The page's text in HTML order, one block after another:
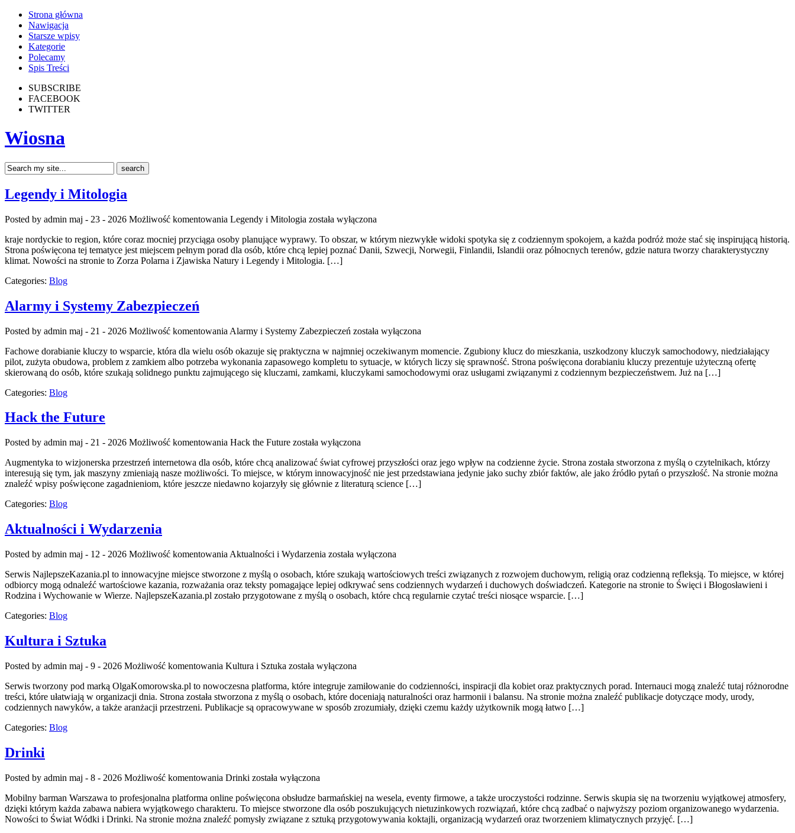
Strona główna
Nawigacja
Starsze wpisy
Kategorie
Polecamy
Spis Treści
SUBSCRIBE
FACEBOOK
TWITTER
Wiosna
Legendy i Mitologia
Posted by admin maj - 23 - 2026 Możliwość komentowania Legendy i Mitologia została wyłączona
kraje nordyckie to region, które coraz mocniej przyciąga osoby planujące wyprawy. To obszar, w którym niezwykłe widoki spotyka się z codziennym spokojem, a każda podróż może stać się inspirującą historią.
Strona poświęcona tej tematyce jest miejscem pełnym porad dla osób, które chcą lepiej poznać Danii, Szwecji, Norwegii, Finlandii, Islandii oraz północnych terenów, gdzie natura tworzy charakterystyczny
klimat. Nowości na stronie to Zorza Polarna i Zjawiska Natury i Legendy i Mitologia. […]
Categories: Blog
Alarmy i Systemy Zabezpieczeń
Posted by admin maj - 21 - 2026 Możliwość komentowania Alarmy i Systemy Zabezpieczeń została wyłączona
Fachowe dorabianie kluczy to wsparcie, która dla wielu osób okazuje się praktyczna w najmniej oczekiwanym momencie. Zgubiony klucz do mieszkania, uszkodzony kluczyk samochodowy, niedziałający
pilot, zużyta obudowa, problem z zamkiem albo potrzeba wykonania zapasowego kompletu to sytuacje, w których liczy się sprawność. Strona poświęcona dorabianiu kluczy prezentuje użyteczną ofertę
skierowaną do osób, które szukają solidnego punktu zajmującego się kluczami, zamkami, kluczykami samochodowymi oraz usługami związanymi z codziennym bezpieczeństwem. Już na […]
Categories: Blog
Hack the Future
Posted by admin maj - 21 - 2026 Możliwość komentowania Hack the Future została wyłączona
Augmentyka to wizjonerska przestrzeń internetowa dla osób, które chcą analizować świat cyfrowej przyszłości oraz jego wpływ na codzienne życie. Strona została stworzona z myślą o czytelnikach, którzy
interesują się tym, jak maszyny zmieniają nasze możliwości. To miejsce, w którym innowacyjność nie jest przedstawiana jedynie jako suchy zbiór faktów, ale jako źródło pytań o przyszłość. Na stronie można
znaleźć wpisy poświęcone zagadnieniom, które jeszcze niedawno kojarzyły się głównie z literaturą science […]
Categories: Blog
Aktualności i Wydarzenia
Posted by admin maj - 12 - 2026 Możliwość komentowania Aktualności i Wydarzenia została wyłączona
Serwis NajlepszeKazania.pl to innowacyjne miejsce stworzone z myślą o osobach, które szukają wartościowych treści związanych z rozwojem duchowym, religią oraz codzienną refleksją. To miejsce, w której
odbiorcy mogą odnaleźć wartościowe kazania, rozważania oraz teksty pomagające lepiej odkrywać sens codziennych wydarzeń i duchowych doświadczeń. Kategorie na stronie to Święci i Błogosławieni i
Rodzina i Wychowanie w Wierze. NajlepszeKazania.pl zostało przygotowane z myślą o osobach, które chcą regularnie czytać treści niosące wsparcie. […]
Categories: Blog
Kultura i Sztuka
Posted by admin maj - 9 - 2026 Możliwość komentowania Kultura i Sztuka została wyłączona
Serwis tworzony pod marką OlgaKomorowska.pl to nowoczesna platforma, które integruje zamiłowanie do codzienności, inspiracji dla kobiet oraz praktycznych porad. Internauci mogą znaleźć tutaj różnorodne
treści, które ułatwiają w organizacji dnia. Strona została stworzona z myślą o osobach, które doceniają naturalności oraz harmonii i balansu. Na stronie można znaleźć publikacje dotyczące mody, urody,
codziennych nawyków, a także aranżacji przestrzeni. Publikacje są opracowywane w sposób zrozumiały, dzięki czemu każdy użytkownik mogą łatwo […]
Categories: Blog
Drinki
Posted by admin maj - 8 - 2026 Możliwość komentowania Drinki została wyłączona
Mobilny barman Warszawa to profesjonalna platforma online poświęcona obsłudze barmańskiej na wesela, eventy firmowe, a także uroczystości rodzinne. Serwis skupia się na tworzeniu wyjątkowej atmosfery,
dzięki którym każda zabawa nabiera wyjątkowego charakteru. To miejsce stworzone dla osób poszukujących nietuzinkowych rozwiązań, które chcą zadbać o najwyższy poziom organizowanego wydarzenia.
Nowości to Świat Wódki i Drinki. Na stronie można znaleźć pomysły związane z sztuką przygotowywania koktajli, organizacją wydarzeń oraz tworzeniem klimatycznych przyjęć. […]